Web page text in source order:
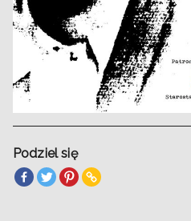
Podziel się